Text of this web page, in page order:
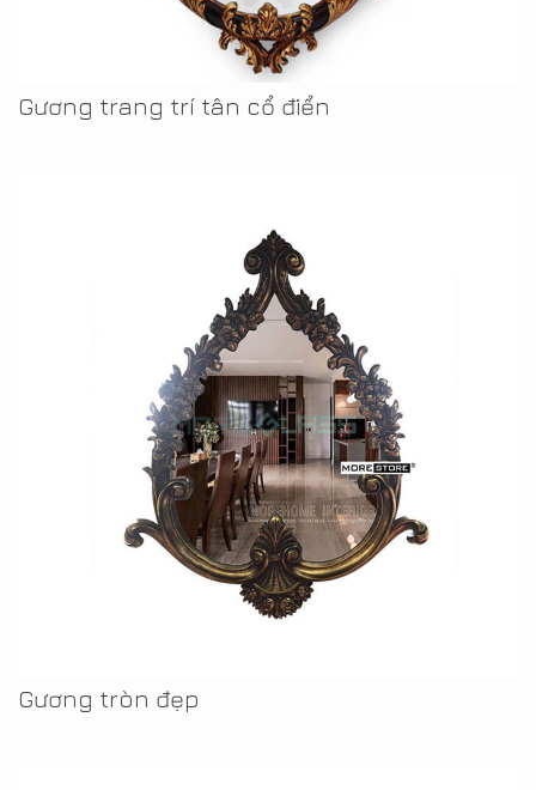
Gương trang trí tân cổ điển
Gương tròn đẹp